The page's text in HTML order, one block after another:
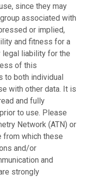
since they may
associated with
or implied,
and fitness for a
legal liability for the
of this
to both individual
with other data. It is
and fully
to use. Please
Network (ATN) or
from which these
and/or
and
strongly